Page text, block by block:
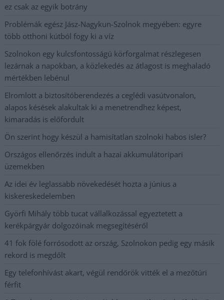
ez csak az egyik botrány
Problémák egész Jász-Nagykun-Szolnok megyében: egyre
több otthoni kútból fogy ki a víz
Szolnokon egy kulcsfontosságú körforgalmat részlegesen
lezárnak a napokban, a közlekedés az átlagost is meghaladó
mértékben lebénul
Elromlott a biztosítóberendezés a ceglédi vasútvonalon,
alapos késések alakultak ki a menetrendhez képest,
kimaradás is előfordult
Ön szerint hogy készül a hamisítatlan szolnoki habos isler?
Országos ellenőrzés indult a hazai akkumulátoripari
üzemekben
Az idei év leglassabb növekedését hozta a június a
kiskereskedelemben
Györfi Mihály több tucat vállalkozással egyeztetett a
kerékpárgyár dolgozóinak megsegítéséről
41 fok fölé forrósodott az ország, Szolnokon pedig egy másik
rekord is megdőlt
Egy telefonhívást akart, végül rendőrök vitték el a mezőtúri
férfit